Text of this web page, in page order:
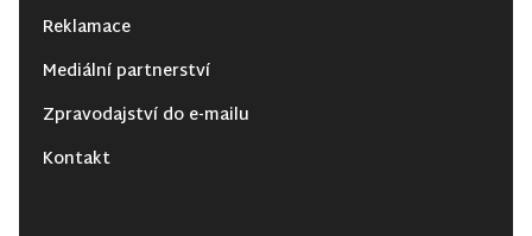
Reklamace
Mediální partnerství
Zpravodajství do e-mailu
Kontakt